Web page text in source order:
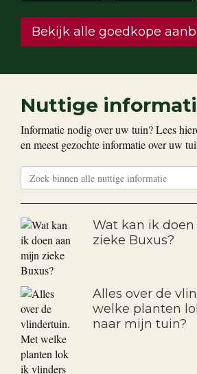
Bekijk alle goedkope
Nuttige
Informatie nodig over uw tuin? Lees
en meest gezochte informatie over uw
Wat kan ik
zieke Buxus?
Alles over de
welke planten
naar mijn tuin?